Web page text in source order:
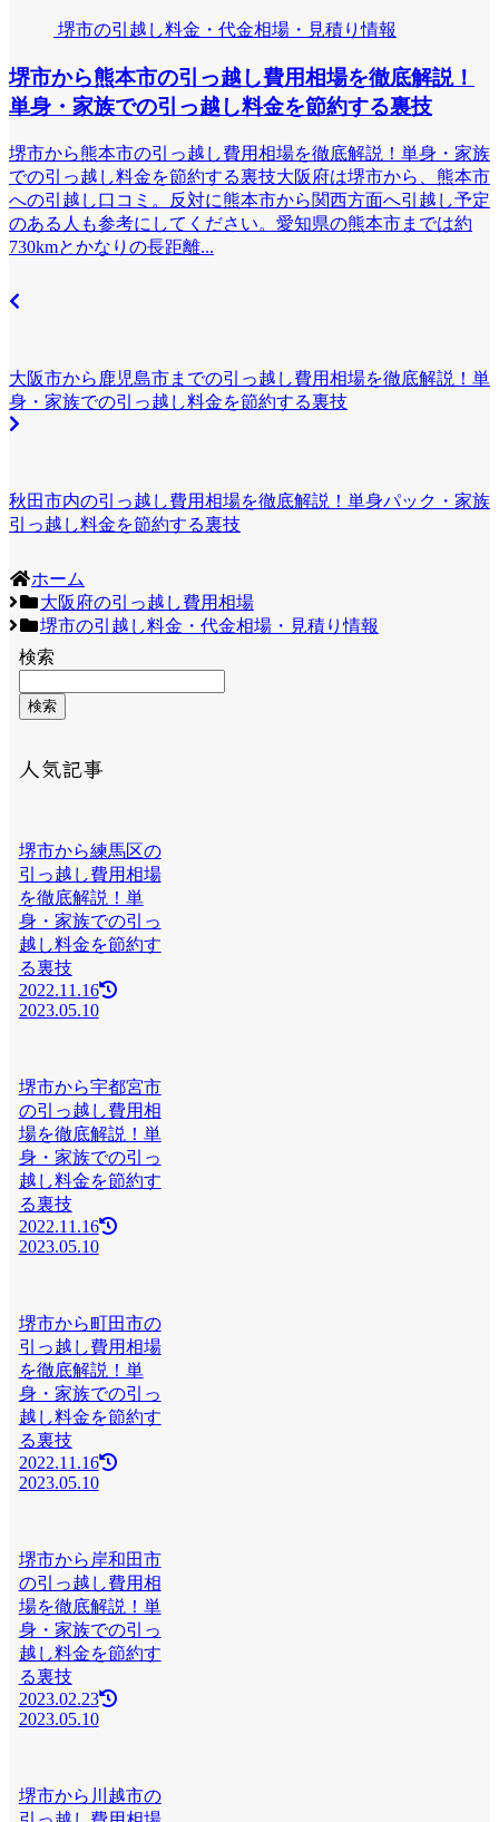
堺市の引越し料金・代金相場・見積り情報
堺市から熊本市の引っ越し費用相場を徹底解説！
単身・家族での引っ越し料金を節約する裏技
堺市から熊本市の引っ越し費用相場を徹底解説！単身・家族
での引っ越し料金を節約する裏技大阪府は堺市から、熊本市
への引越し口コミ。反対に熊本市から関西方面へ引越し予定
のある人も参考にしてください。愛知県の熊本市までは約
730kmとかなりの長距離...
大阪市から鹿児島市までの引っ越し費用相場を徹底解説！単
身・家族での引っ越し料金を節約する裏技
秋田市内の引っ越し費用相場を徹底解説！単身パック・家族
引っ越し料金を節約する裏技
ホーム
大阪府の引っ越し費用相場
堺市の引越し料金・代金相場・見積り情報
検索
検索
人気記事
堺市から練馬区の
引っ越し費用相場
を徹底解説！単
身・家族での引っ
越し料金を節約す
る裏技
2022.11.16
2023.05.10
堺市から宇都宮市
の引っ越し費用相
場を徹底解説！単
身・家族での引っ
越し料金を節約す
る裏技
2022.11.16
2023.05.10
堺市から町田市の
引っ越し費用相場
を徹底解説！単
身・家族での引っ
越し料金を節約す
る裏技
2022.11.16
2023.05.10
堺市から岸和田市
の引っ越し費用相
場を徹底解説！単
身・家族での引っ
越し料金を節約す
る裏技
2023.02.23
2023.05.10
堺市から川越市の